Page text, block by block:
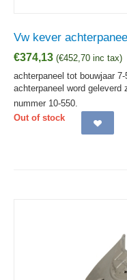
Vw kever
€374,13 (€452,70 inc tax)
achterpaneel tot bouwjaar 7-
achterpaneel word geleverd
nummer 10-550.
Out of stock